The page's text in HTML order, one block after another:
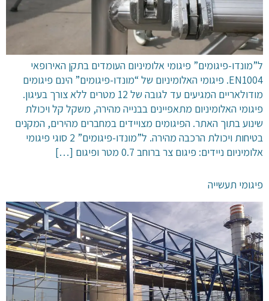
ל”מונדו-פיגומים” פיגומי אלומיניום העומדים בתקן האירופאי
EN1004. פיגומי האלומיניום של “מונדו-פיגומים” הינם פיגומים
מודולאריים המגיעים עד לגובה של 12 מטרים ללא צורך בעיגון.
פיגומי האלומיניום מתאפיינים בבנייה מהירה, משקל קל ויכולת
שינוע בתוך האתר. הפיגומים מצויידים במחברים מהירים, המקנים
בטיחות ויכולת הרכבה מהירה. ל”מונדו-פיגומים” 2 סוגי פיגומי
אלומיניום ניידים: פיגום צר ברוחב 0.7 מטר ופיגום […]
פיגומי תעשייה